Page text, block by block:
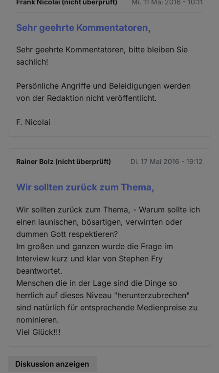
Sehr geehrte Kommentatoren,
Sehr geehrte Kommentatoren, bitte bleiben Sie
sachlich!
Persönliche Angriffe und Beleidigungen werden
von der Redaktion nicht veröffentlicht.
F. Nicolai
Rainer Bolz (nicht überprüft) Di. 17 Mai 2016 - 19:12
Wir sollten zurück zum Thema,
Wir sollten zurück zum Thema, - Warum sollte ich
einen launischen, bösartigen, verwirrten oder
dummen Gott respektieren?
Im großen und ganzen wurde die Frage im
Interview kurz und klar von Stephen Fry
beantwortet.
Menschen die in der Lage sind die Dinge so
herrlich auf dieses Niveau "herunterzubrechen"
sind natürlich für entsprechende Medienpreise zu
nominieren.
Viel Glück!!!
Diskussion anzeigen